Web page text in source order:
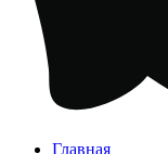
Главная